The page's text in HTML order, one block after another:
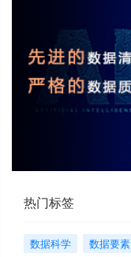
热门标签
数据科学 数据要素